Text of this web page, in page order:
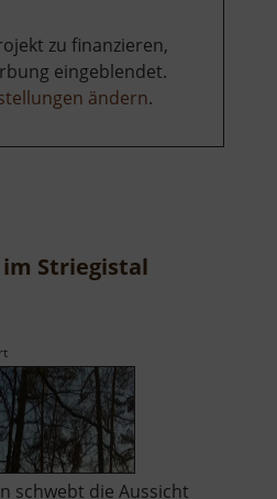
zu finanzieren,
eingeblendet.
ändern.
Striegistal
schwebt die Aussicht